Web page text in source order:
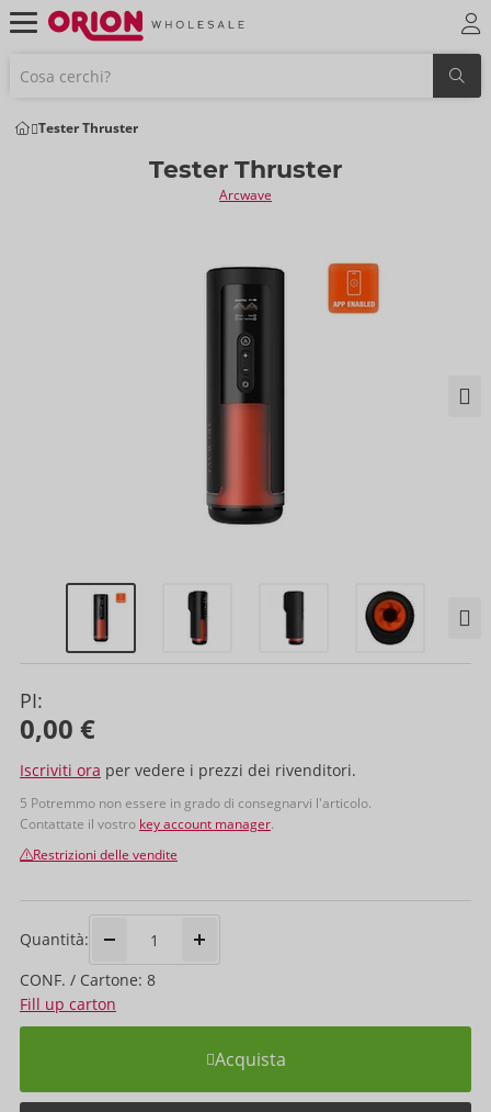
Tester Thruster
Tester Thruster
Arcwave
PI:
0,00 €
Iscriviti ora per vedere i prezzi dei rivenditori.
5 Potremmo non essere in grado di consegnarvi l'articolo.
Contattate il vostro key account manager.
Restrizioni delle vendite
Quantità:
CONF. / Cartone: 8
Fill up carton
Acquista